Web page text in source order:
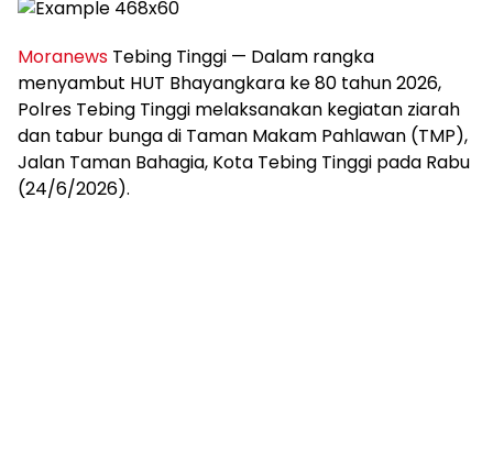
Moranews Tebing Tinggi — Dalam rangka
menyambut HUT Bhayangkara ke 80 tahun 2026,
Polres Tebing Tinggi melaksanakan kegiatan ziarah
dan tabur bunga di Taman Makam Pahlawan (TMP),
Jalan Taman Bahagia, Kota Tebing Tinggi pada Rabu
(24/6/2026).